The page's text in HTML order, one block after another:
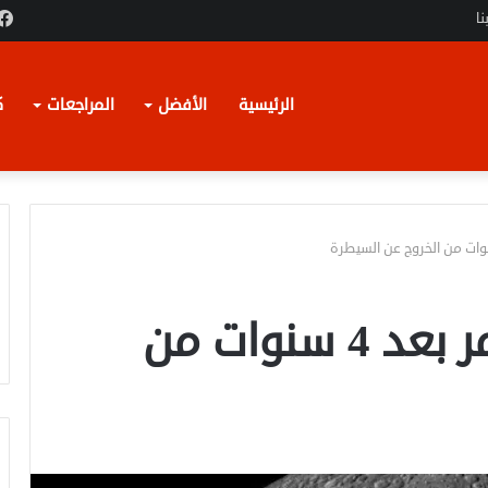
الرئيسية الأفضل المراجعات
صاروخ يصطدم بالقمر بعد 4 سنوات من